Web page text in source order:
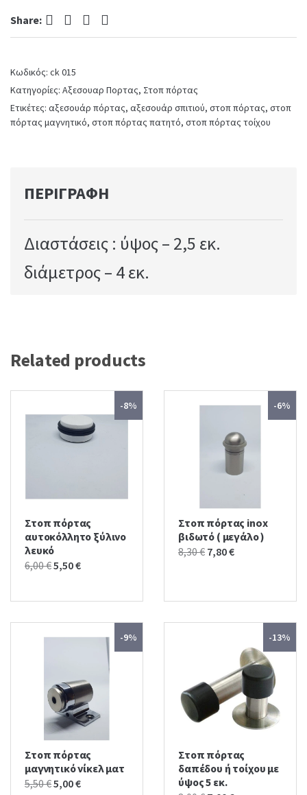
Share: Facebook Twitter Pinterest LinkedIn
Κωδικός: ck 015
Κατηγορίες: Αξεσουαρ Πορτας, Στοπ πόρτας
Ετικέτες: αξεσουάρ πόρτας, αξεσουάρ σπιτιού, στοπ πόρτας, στοπ
πόρτας μαγνητικό, στοπ πόρτας πατητό, στοπ πόρτας τοίχου
ΠΕΡΙΓΡΑΦΉ
Διαστάσεις : ύψος – 2,5 εκ.
διάμετρος – 4 εκ.
Related products
-8%
Στοπ πόρτας
αυτοκόλλητο ξύλινο
λευκό
6,00€Original
was:
5,50€Current
is:
-6%
Στοπ πόρτας inox
βιδωτό ( μεγάλο )
8,30€ Original
8,30 €.
7,80€Current
7,80 €.
-9%
Στοπ πόρτας
μαγνητικό νίκελ ματ
5,50€Original
5,00€Current
-13%
Στοπ πόρτας
δαπέδου ή τοίχου με
ύψος 5 εκ.